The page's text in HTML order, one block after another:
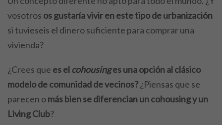
vosotros os gustaría vivir en este tipo de urbanización
si tuvieseis el dinero suficiente para comprar una
vivienda?
¿Crees que es el cohousinges una opciónal clásico
modelo de comunidad de vecinos? ¿Piensas que se
parecen omás bien se diferencian un cohousing y un
Living Club?